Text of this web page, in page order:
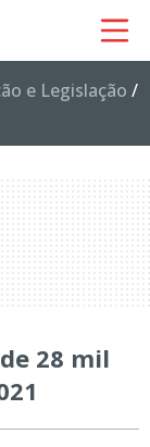
e Legislação /
28 mil